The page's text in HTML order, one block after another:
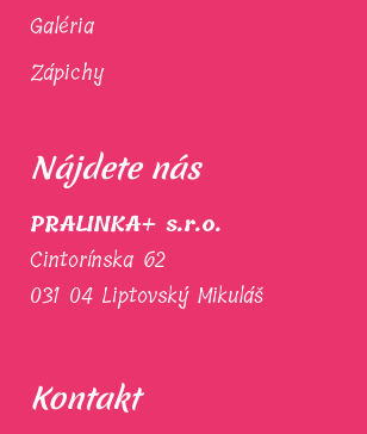
Galéria
Zápichy
Nájdete nás
PRALINKA+ s.r.o.
Cintorínska 62
031 04 Liptovský Mikuláš
Kontakt